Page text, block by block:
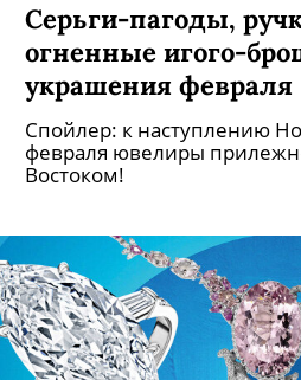
Серьги-пагоды,
огненные игого-
украшения февраля
Спойлер: к наступлению
февраля ювелиры
Востоком!